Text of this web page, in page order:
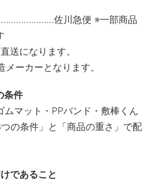
佐川急便 ※一部商品
送になります。
ーカーとなります。
条件
ムマット・PPバンド・敷棒くん
の条件」と「商品の重さ」で配
であること